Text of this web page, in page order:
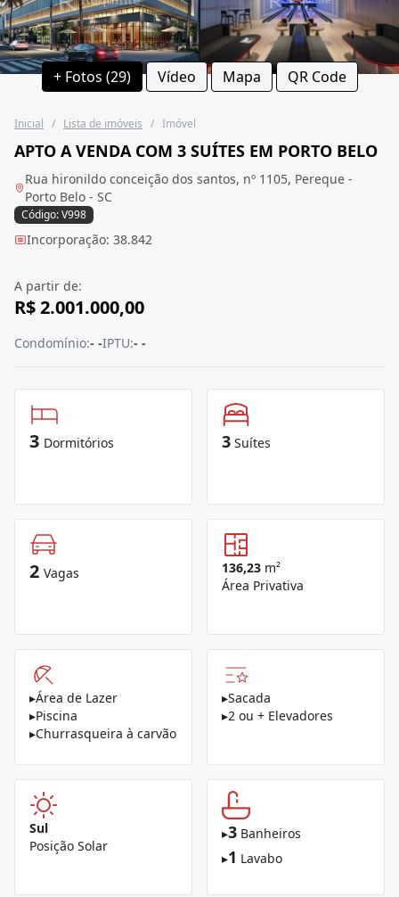
+ Fotos (29) Vídeo Mapa QR Code
Inicial / Lista de imóveis / Imóvel
APTO A VENDA COM 3 SUÍTES EM PORTO BELO
Rua hironildo conceição dos santos, nº 1105, Pereque -
Porto Belo - SC
Código: V998
Incorporação: 38.842
A partir de:
R$ 2.001.000,00
Condomínio:- -IPTU:- -
3 Dormitórios 3 Suítes
2 Vagas 136,23 m²
Área Privativa
▸Área de Lazer
▸Piscina
▸Churrasqueira à carvão
▸Sacada
▸2 ou + Elevadores
Sul
Posição Solar
▸3 Banheiros
▸1 Lavabo